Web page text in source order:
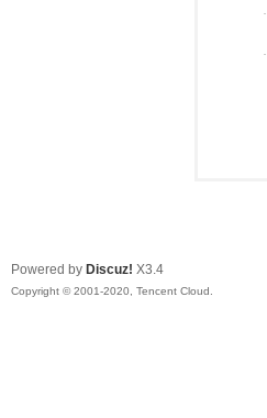
Powered by Discuz! X3.4
Copyright © 2001-2020, Tencent Cloud.